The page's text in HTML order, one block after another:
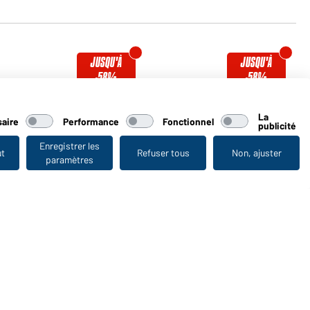
JUSQU'À
-58%
Numéro d'article:JN1133
JUSQU'À
-58%
Disponible en S - XXL
Numéro d'article:JN1135
Vu en dernier
Performance Fonctionnel La
publicité
Enregistrer les
paramètres
Refuser tous Non, ajuster